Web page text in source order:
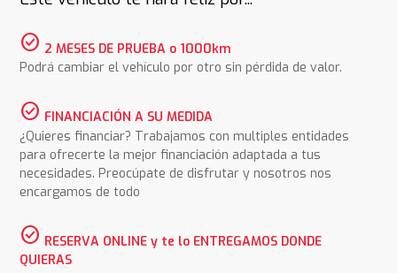
check_circle 2 MESES DE PRUEBA o 1000km
Podrá cambiar el vehículo por otro sin pérdida de valor.
check_circle FINANCIACIÓN A SU MEDIDA
¿Quieres financiar? Trabajamos con multiples entidades
para ofrecerte la mejor financiación adaptada a tus
necesidades. Preocúpate de disfrutar y nosotros nos
encargamos de todo
check_circle RESERVA ONLINE y te lo ENTREGAMOS DONDE
QUIERAS